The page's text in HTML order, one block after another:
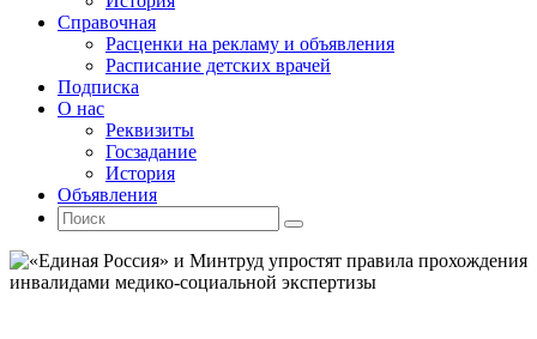
Справочная
Расценки на рекламу и объявления
Расписание детских врачей
Подписка
О нас
Реквизиты
Госзадание
История
Объявления
Поиск
Искать:
Поиск